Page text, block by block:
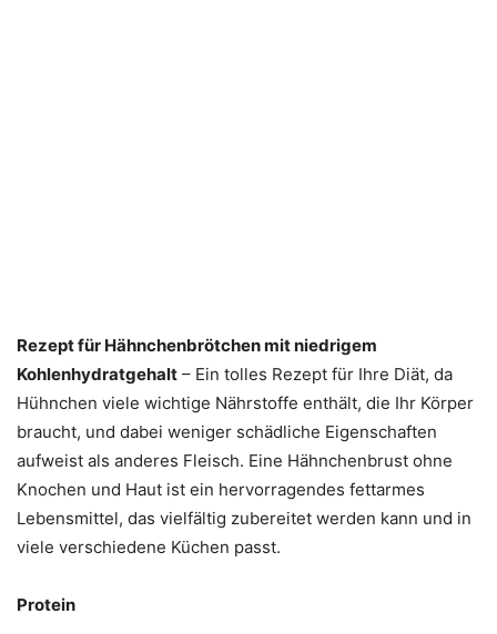
Rezept für Hähnchenbrötchen mit niedrigem
Kohlenhydratgehalt – Ein tolles Rezept für Ihre Diät, da
Hühnchen viele wichtige Nährstoffe enthält, die Ihr Körper
braucht, und dabei weniger schädliche Eigenschaften
aufweist als anderes Fleisch. Eine Hähnchenbrust ohne
Knochen und Haut ist ein hervorragendes fettarmes
Lebensmittel, das vielfältig zubereitet werden kann und in
viele verschiedene Küchen passt.
Protein